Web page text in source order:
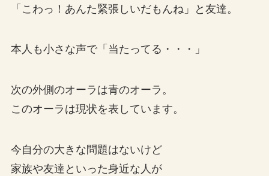
「こわっ！あんた緊張しいだもんね」と友達。
本人も小さな声で「当たってる・・・」
次の外側のオーラは青のオーラ。
このオーラは現状を表しています。
今自分の大きな問題はないけど
家族や友達といった身近な人が